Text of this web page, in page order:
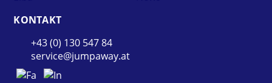
KONTAKT
+43 (0) 130 547 84
service@jumpaway.at